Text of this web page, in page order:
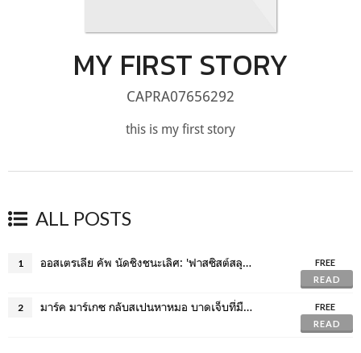
MY FIRST STORY
CAPRA07656292
this is my first story
ALL POSTS
1 ออสเตรเลีย คัพ นัดชิงชนะเลิศ: 'ฟาสซิสต์สลุต' เห็นผู้ชมถูกแบนตลอดชีวิต
FREE
READ
2 มาร์ค มาร์เกซ กลับสเปนหาหมอ บาดเจ็บที่มืออีก?
FREE
READ